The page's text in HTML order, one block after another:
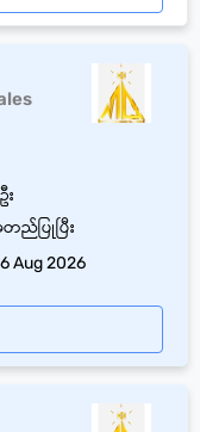
ည်ပြုပြီး
း
Aug 2026